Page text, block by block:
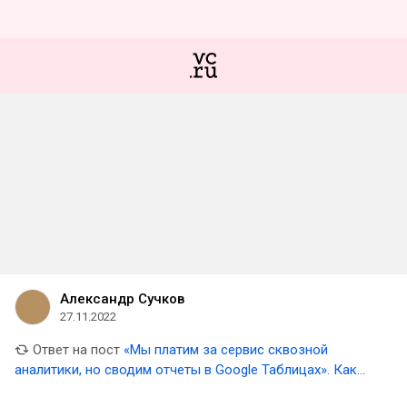
Александр Сучков
27.11.2022
Ответ на пост «Мы платим за сервис сквозной
аналитики, но сводим отчеты в Google Таблицах». Как